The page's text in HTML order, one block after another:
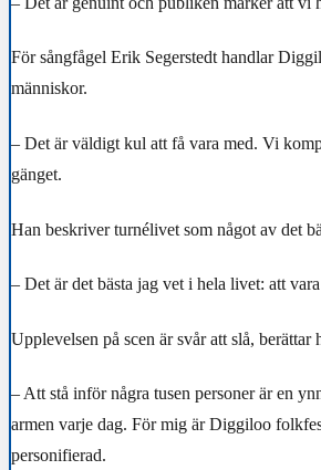
För sångfågel Erik Segerstedt handlar
människor.
– Det är väldigt kul att få vara med. Vi
gänget.
Han beskriver turnélivet som något av det
– Det är det bästa jag vet i hela livet: att
Upplevelsen på scen är svår att slå, berättar
– Att stå inför några tusen personer är en
armen varje dag. För mig är Diggiloo
personifierad.